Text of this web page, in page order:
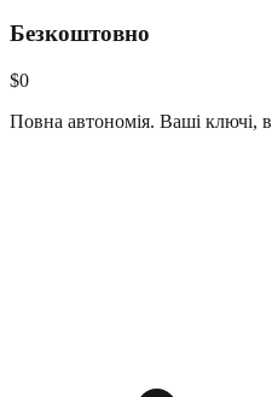
Безкоштовно
$0
Повна автономія. Ваші ключі,